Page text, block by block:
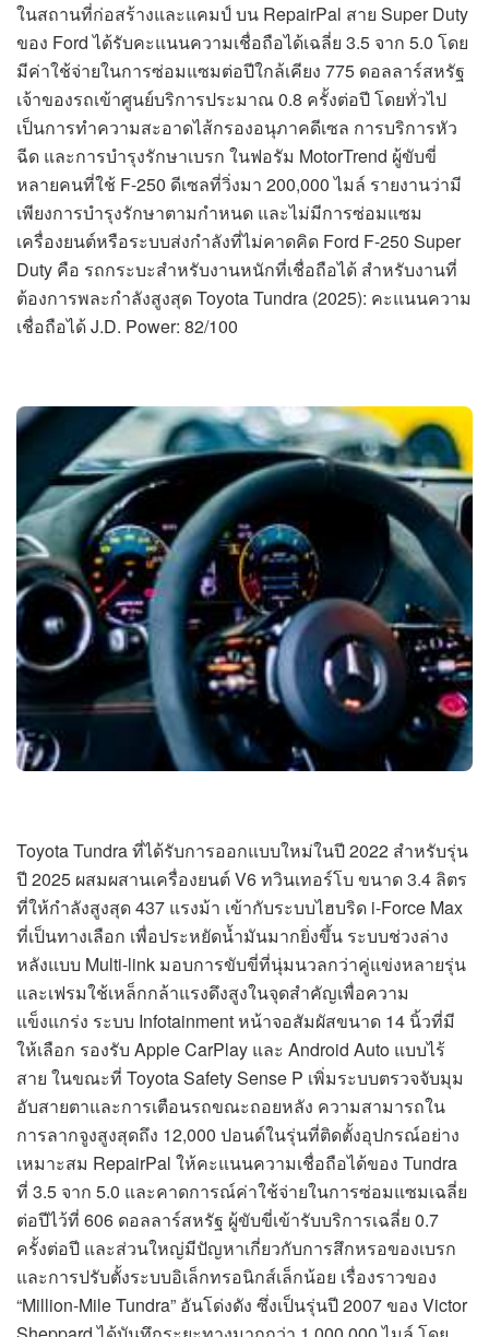
ในสถานที่ก่อสร้างและแคมป์ บน RepairPal สาย Super Duty
ของ Ford ได้รับคะแนนความเชื่อถือได้เฉลี่ย 3.5 จาก 5.0 โดย
มีค่าใช้จ่ายในการซ่อมแซมต่อปีใกล้เคียง 775 ดอลลาร์สหรัฐ
เจ้าของรถเข้าศูนย์บริการประมาณ 0.8 ครั้งต่อปี โดยทั่วไป
เป็นการทำความสะอาดไส้กรองอนุภาคดีเซล การบริการหัว
ฉีด และการบำรุงรักษาเบรก ในฟอรัม MotorTrend ผู้ขับขี่
หลายคนที่ใช้ F-250 ดีเซลที่วิ่งมา 200,000 ไมล์ รายงานว่ามี
เพียงการบำรุงรักษาตามกำหนด และไม่มีการซ่อมแซม
เครื่องยนต์หรือระบบส่งกำลังที่ไม่คาดคิด Ford F-250 Super
Duty คือ รถกระบะสำหรับงานหนักที่เชื่อถือได้ สำหรับงานที่
ต้องการพละกำลังสูงสุด Toyota Tundra (2025): คะแนนความ
เชื่อถือได้ J.D. Power: 82/100
Toyota Tundra ที่ได้รับการออกแบบใหม่ในปี 2022 สำหรับรุ่น
ปี 2025 ผสมผสานเครื่องยนต์ V6 ทวินเทอร์โบ ขนาด 3.4 ลิตร
ที่ให้กำลังสูงสุด 437 แรงม้า เข้ากับระบบไฮบริด i-Force Max
ที่เป็นทางเลือก เพื่อประหยัดน้ำมันมากยิ่งขึ้น ระบบช่วงล่าง
หลังแบบ Multi-link มอบการขับขี่ที่นุ่มนวลกว่าคู่แข่งหลายรุ่น
และเฟรมใช้เหล็กกล้าแรงดึงสูงในจุดสำคัญเพื่อความ
แข็งแกร่ง ระบบ Infotainment หน้าจอสัมผัสขนาด 14 นิ้วที่มี
ให้เลือก รองรับ Apple CarPlay และ Android Auto แบบไร้
สาย ในขณะที่ Toyota Safety Sense P เพิ่มระบบตรวจจับมุม
อับสายตาและการเตือนรถขณะถอยหลัง ความสามารถใน
การลากจูงสูงสุดถึง 12,000 ปอนด์ในรุ่นที่ติดตั้งอุปกรณ์อย่าง
เหมาะสม RepairPal ให้คะแนนความเชื่อถือได้ของ Tundra
ที่ 3.5 จาก 5.0 และคาดการณ์ค่าใช้จ่ายในการซ่อมแซมเฉลี่ย
ต่อปีไว้ที่ 606 ดอลลาร์สหรัฐ ผู้ขับขี่เข้ารับบริการเฉลี่ย 0.7
ครั้งต่อปี และส่วนใหญ่มีปัญหาเกี่ยวกับการสึกหรอของเบรก
และการปรับตั้งระบบอิเล็กทรอนิกส์เล็กน้อย เรื่องราวของ
“Million-Mile Tundra” อันโด่งดัง ซึ่งเป็นรุ่นปี 2007 ของ Victor